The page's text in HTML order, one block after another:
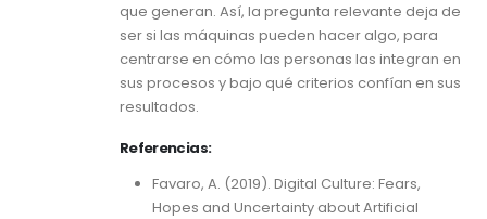
que generan. Así, la pregunta relevante deja de
ser si las máquinas pueden hacer algo, para
centrarse en cómo las personas las integran en
sus procesos y bajo qué criterios confían en sus
resultados.
Referencias:
Favaro, A. (2019). Digital Culture: Fears,
Hopes and Uncertainty about Artificial